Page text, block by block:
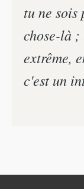
tu ne sois
chose-là
extrême,
c'est un